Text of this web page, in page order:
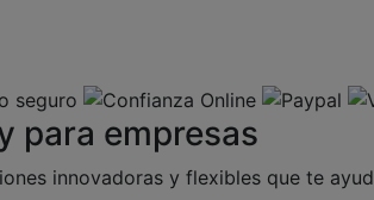
para empresas
innovadoras y flexibles que te